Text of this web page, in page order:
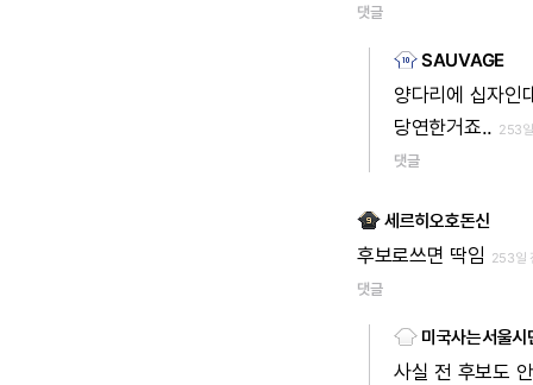
댓글
SAUVAGE
양다리에 십자인
당연한거죠.. 253
댓글
세르히오호돈신
후보로쓰면 딱임 253일
댓글
미국사는서울시
사실 전 후보도 안